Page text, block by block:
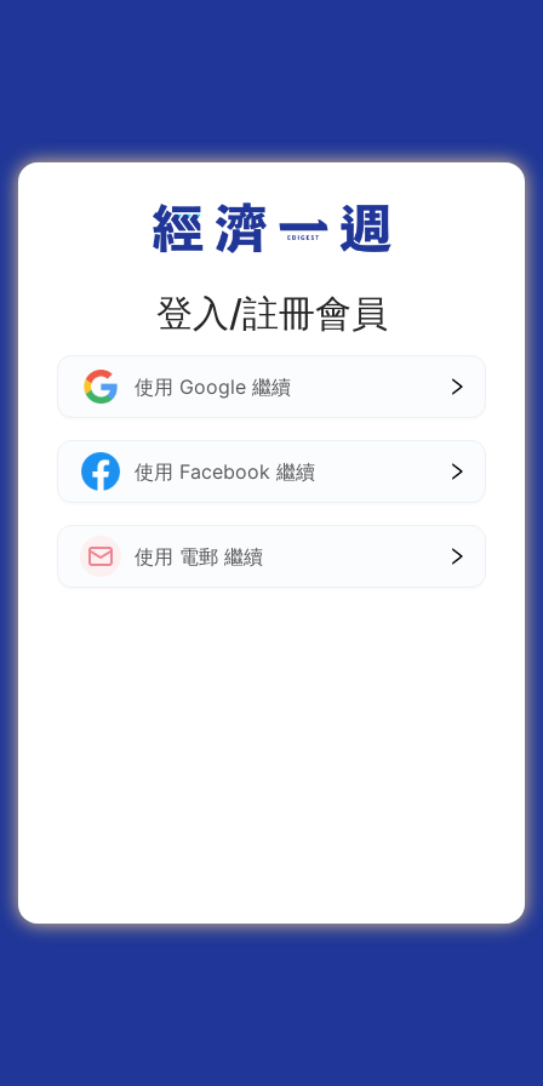
登入/註冊會員
使用 Google 繼續
使用 Facebook 繼續
使用 電郵 繼續